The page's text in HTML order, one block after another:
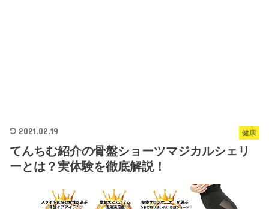
健康
2021.02.19
てんちむ紹介の骨盤ショーツマジカルシェリ
ーとは？実体験を徹底解説！